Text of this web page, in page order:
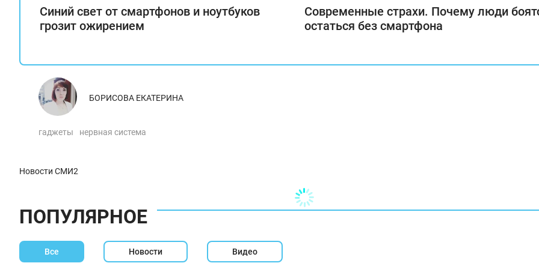
Синий свет от смартфонов и ноутбуков
грозит ожирением
Современные страхи. Почему люди
остаться без смартфона
БОРИСОВА ЕКАТЕРИНА
гаджеты нервная система
Новости СМИ2
ПОПУЛЯРНОЕ
Все Новости Видео